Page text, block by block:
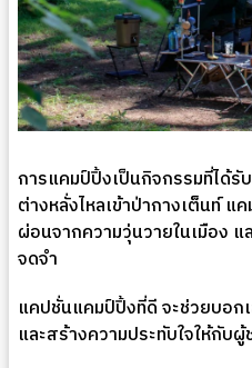
การแคมป์ปิ้งเป็นกิจกรรมที่ได้
ต่างหลั่งไหลเข้าป่ากางเต็นท์
ผ่อนจากความวุ่นวายในเมือง
จดจำ
แคปชั่นแคมป์ปิ้งที่ดี จะช่วยบอก
และสร้างความประทับใจให้กับผู้